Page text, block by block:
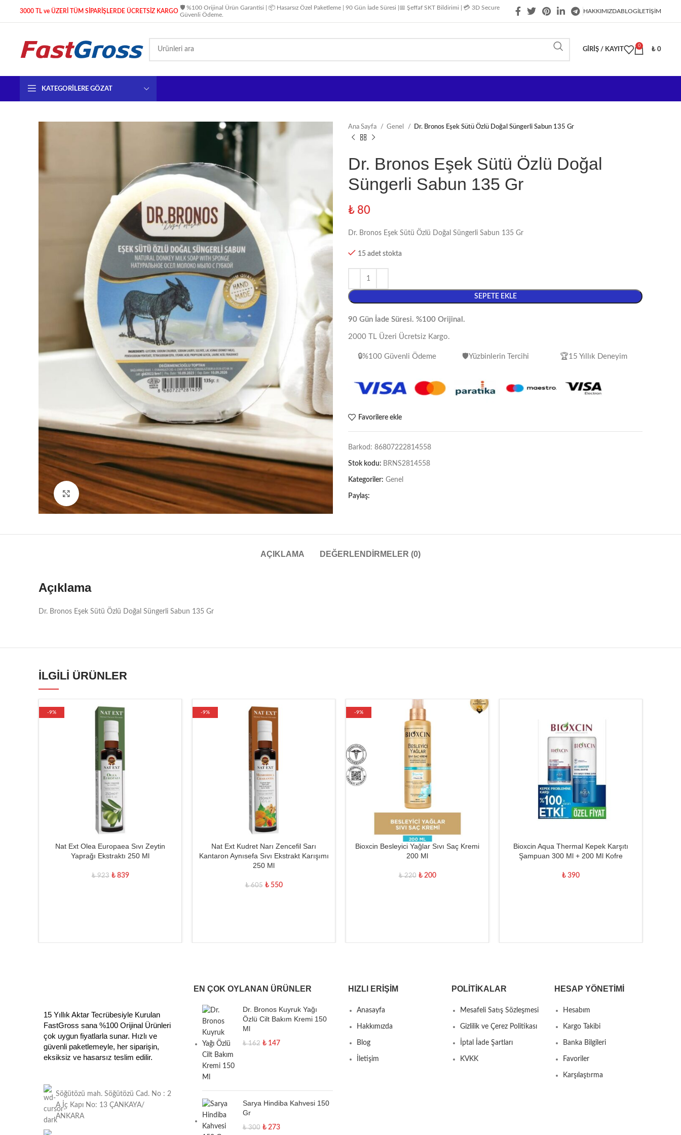
3000 TL ve ÜZERİ TÜM SİPARİŞLERDE ÜCRETSİZ KARGO
🛡️ %100 Orijinal Ürün Garantisi | 📦 Hasarsız Özel Paketleme | 90 Gün İade Süresi |📅 Şeffaf SKT Bildirimi | 💳 3D Secure
Güvenli Ödeme.
HAKKIMIZDABLOGİLETIŞIM
GIRIŞ / KAYIT
0
₺ 0
KATEGORILERE GÖZAT
Büyütmek için tıklayın
Ana Sayfa Genel Dr. Bronos Eşek Sütü Özlü Doğal Süngerli Sabun 135 Gr
Dr. Bronos Eşek Sütü Özlü Doğal
Süngerli Sabun 135 Gr
₺ 80
Dr. Bronos Eşek Sütü Özlü Doğal Süngerli Sabun 135 Gr
15 adet stokta
SEPETE EKLE
90 Gün İade Süresi. %100 Orijinal.
2000 TL Üzeri Ücretsiz Kargo.
🔒%100 Güvenli Ödeme 🛡️Yüzbinlerin Tercihi 🏆15 Yıllık Deneyim
Favorilere ekle
Barkod: 86807222814558
Stok kodu: BRNS2814558
Kategoriler: Genel
Paylaş:
AÇIKLAMA DEĞERLENDIRMELER (0)
Açıklama
Dr. Bronos Eşek Sütü Özlü Doğal Süngerli Sabun 135 Gr
İLGILI ÜRÜNLER
-9%
Nat Ext Olea Europaea Sıvı Zeytin
Yaprağı Ekstraktı 250 Ml
₺923 ₺839
-9%
Nat Ext Kudret Narı Zencefil Sarı
Kantaron Aynısefa Sıvı Ekstrakt Karışımı
250 Ml
₺605 ₺550
-9%
Bioxcin Besleyici Yağlar Sıvı Saç Kremi
200 Ml
₺220 ₺200
Bioxcin Aqua Thermal Kepek Karşıtı
Şampuan 300 Ml + 200 Ml Kofre
₺ 390
15 Yıllık Aktar Tecrübesiyle Kurulan
FastGross sana %100 Orijinal Ürünleri
çok uygun fiyatlarla sunar. Hızlı ve
güvenli paketlemeyle, her siparişin,
eksiksiz ve hasarsız teslim edilir.
Söğütözü mah. Söğütözü Cad. No : 2
A İç Kapı No: 13 ÇANKAYA/
ANKARA
EN ÇOK OYLANAN ÜRÜNLER
Dr. Bronos Kuyruk Yağı
Özlü Cilt Bakım Kremi 150
Ml
₺162 ₺147
Sarya Hindiba Kahvesi 150
Gr
₺300 ₺273
HIZLI ERIŞIM
Anasayfa
Hakkımızda
Blog
İletişim
POLITIKALAR
Mesafeli Satış Sözleşmesi
Gizlilik ve Çerez Politikası
İptal İade Şartları
KVKK
HESAP YÖNETIMI
Hesabım
Kargo Takibi
Banka Bilgileri
Favoriler
Karşılaştırma